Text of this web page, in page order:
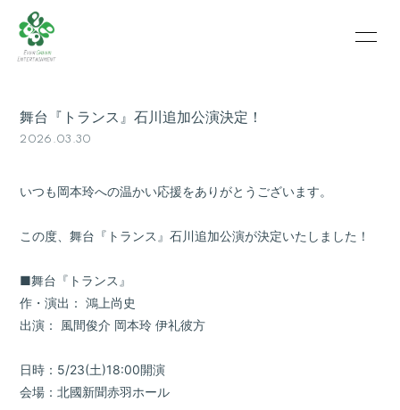
SCHEDULE PROFILE
舞台『トランス』石川追加公演決定！
2026.03.30
いつも岡本玲への温かい応援をありがとうございます。
この度、舞台『トランス』石川追加公演が決定いたしました！
■舞台『トランス』
作・演出： 鴻上尚史
出演： 風間俊介 岡本玲 伊礼彼方
日時：5/23(土)18:00開演
会場：北國新聞赤羽ホール